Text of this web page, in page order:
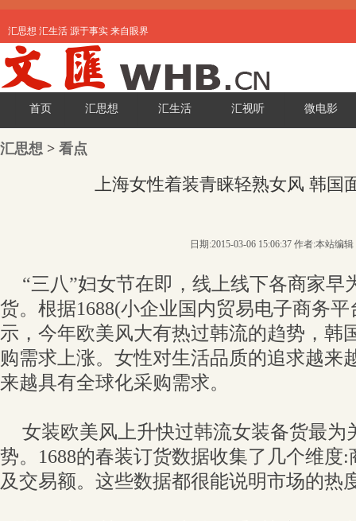
汇思想 汇生活 源于事实 来自眼界
首页 汇思想 汇生活 汇视听 微电影
汇思想 > 看点
上海女性着装青睐轻熟女风 韩国
日期:2015-03-06 15:06:37 作者:本站编辑
“三八”妇女节在即，线上线下各商家早
货。根据1688(小企业国内贸易电子商务
示，今年欧美风大有热过韩流的趋势，韩
购需求上涨。女性对生活品质的追求越来
来越具有全球化采购需求。
女装欧美风上升快过韩流女装备货最为
势。1688的春装订货数据收集了几个维度
及交易额。这些数据都很能说明市场的热